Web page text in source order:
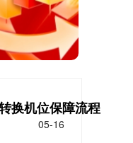
换机位保障流程
05-16